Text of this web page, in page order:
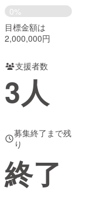
Creation
ミュニティ
0%
目標金額は
2,000,000円
支援者数
3人
募集終了まで残
り
終了